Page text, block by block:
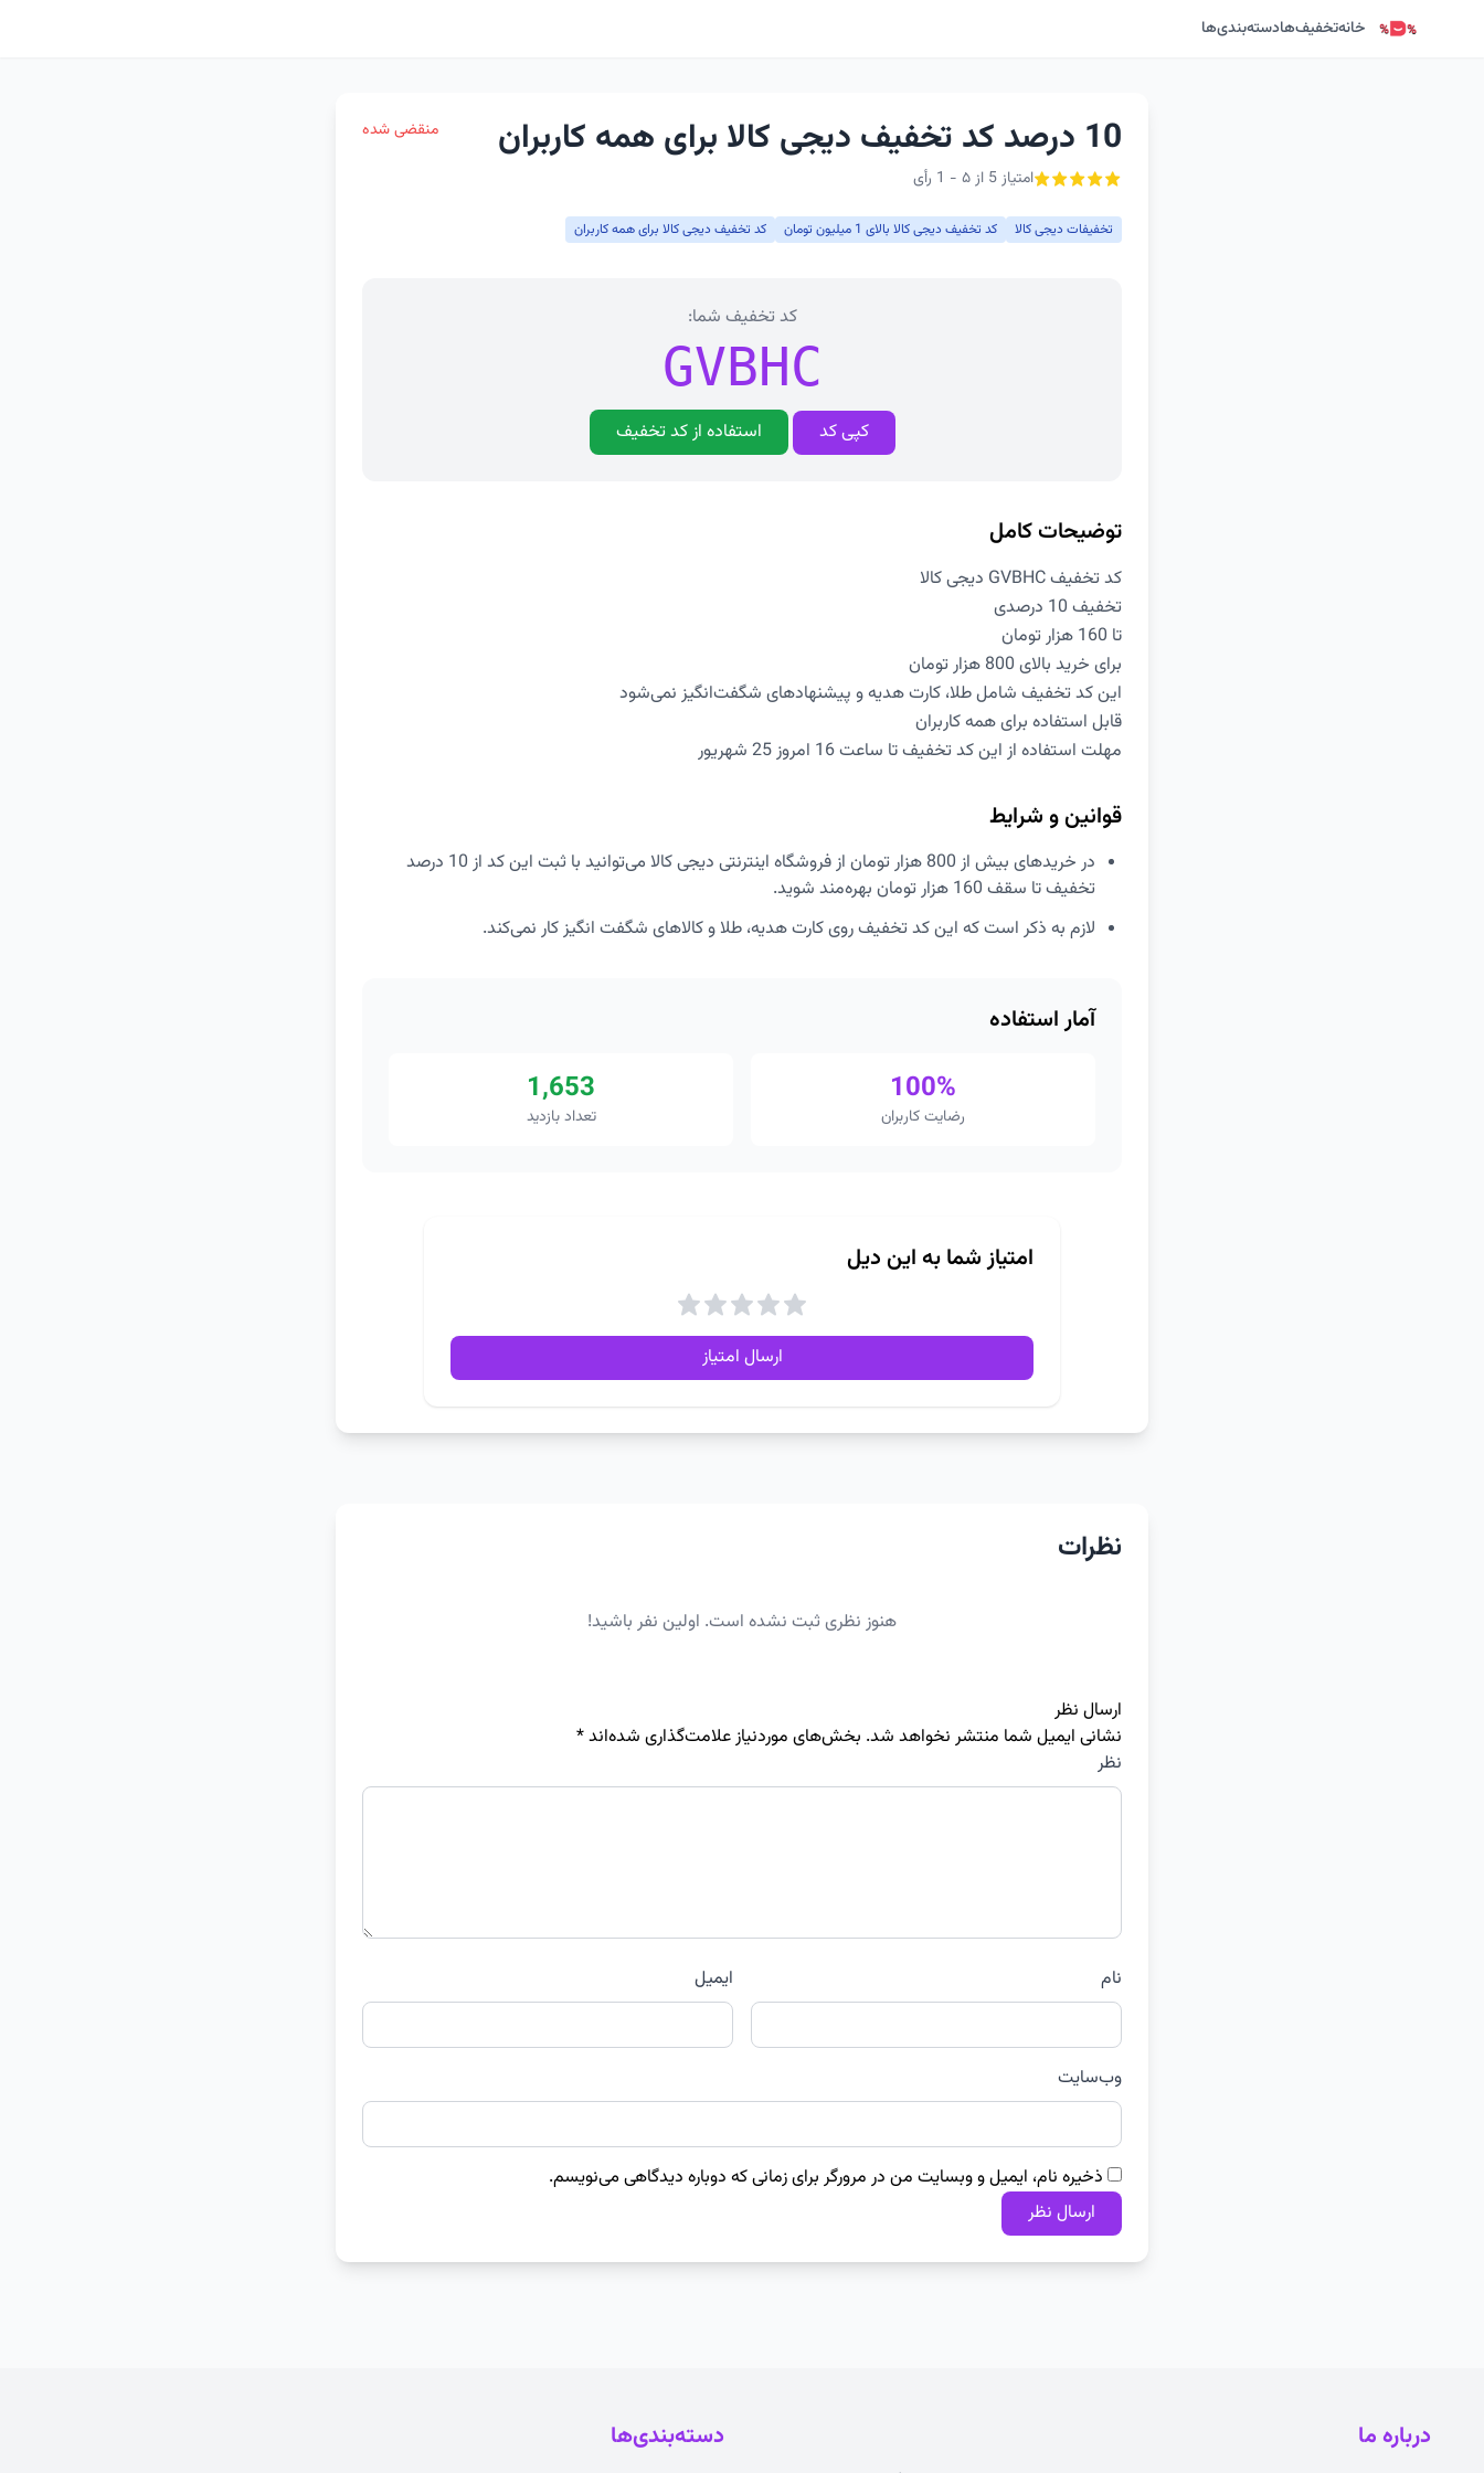
خانهتخفیف‌هادسته‌بندی‌ها
10 درصد کد تخفیف دیجی کالا برای همه کاربران
امتیاز 5 از ۵ - 1 رأی
منقضی شده
تخفیفات دیجی کالا کد تخفیف دیجی کالا بالای 1 میلیون تومان کد تخفیف دیجی کالا برای همه کاربران
کد تخفیف شما:
GVBHC
کپی کد استفاده از کد تخفیف
توضیحات کامل
کد تخفیف GVBHC دیجی کالا
تخفیف 10 درصدی
تا 160 هزار تومان
برای خرید بالای 800 هزار تومان
این کد تخفیف شامل طلا، کارت هدیه و پیشنهادهای شگفت‌انگیز نمی‌شود
قابل استفاده برای همه کاربران
مهلت استفاده از این کد تخفیف تا ساعت 16 امروز 25 شهریور
قوانین و شرایط
در خریدهای بیش از 800 هزار تومان از فروشگاه اینترنتی دیجی کالا می‌توانید با ثبت این کد از 10 درصد
تخفیف تا سقف 160 هزار تومان بهره‌مند شوید.
لازم به ذکر است که این کد تخفیف روی کارت هدیه، طلا و کالاهای شگفت انگیز کار نمی‌کند.
آمار استفاده
100%
رضایت کاربران
1,653
تعداد بازدید
امتیاز شما به این دیل
ارسال امتیاز
نظرات
هنوز نظری ثبت نشده است. اولین نفر باشید!
ارسال نظر
نشانی ایمیل شما منتشر نخواهد شد. بخش‌های موردنیاز علامت‌گذاری شده‌اند*
نظر
نام ایمیل
وب‌سایت
ذخیره نام، ایمیل و وبسایت من در مرورگر برای زمانی که دوباره دیدگاهی می‌نویسم.
درباره ما دسته‌بندی‌ها